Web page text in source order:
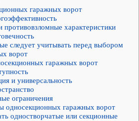
гаражных ворот
противовзломные характеристики
следует учитывать перед выбором
ворот
гаражных ворот
и универсальность
ограничения
гаражных ворот
одностворчатые или секционные